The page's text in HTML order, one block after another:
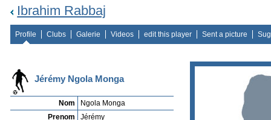
Ibrahim Rabbaj
Profile Clubs Galerie Videos edit this player Sent a picture
Jérémy Ngola Monga
Nom
Ngola Monga
Prenom
Jérémy